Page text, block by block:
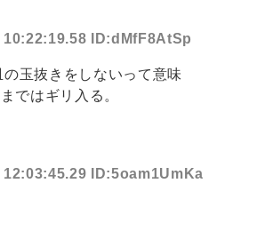
10:22:19.58 ID:dMfF8AtSp
玉抜きをしないって意味
ではギリ入る。
12:03:45.29 ID:5oam1UmKa